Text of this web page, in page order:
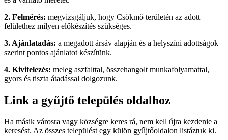
2. Felmérés: megvizsgáljuk, hogy Csökmő területén az adott
felülethez milyen előkészítés szükséges.
3. Ajánlatadás: a megadott ársáv alapján és a helyszíni adottságok
szerint pontos ajánlatot készítünk.
4. Kivitelezés: meleg aszfalttal, összehangolt munkafolyamattal,
gyors és tiszta átadással dolgozunk.
Link a gyűjtő település oldalhoz
Ha másik városra vagy községre keres rá, nem kell újra kezdenie a
keresést. Az összes települést egy külön gyűjtőoldalon listáztuk ki.